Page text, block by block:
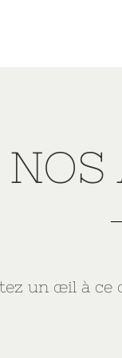
NOS
un œil à ce